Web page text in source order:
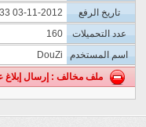
تاريخ الرفع
03-11-2012 02:33 م
عدد التحميلات
160
اسم المستخدم
DouZi
ملف مخالف : إرسال إبلاغ عن